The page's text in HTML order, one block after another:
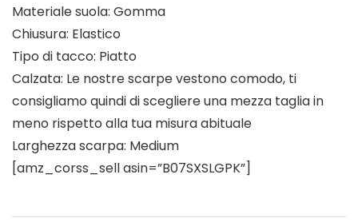
Materiale suola: Gomma
Chiusura: Elastico
Tipo di tacco: Piatto
Calzata: Le nostre scarpe vestono comodo, ti
consigliamo quindi di scegliere una mezza taglia in
meno rispetto alla tua misura abituale
Larghezza scarpa: Medium
[amz_corss_sell asin=”B07SXSLGPK”]